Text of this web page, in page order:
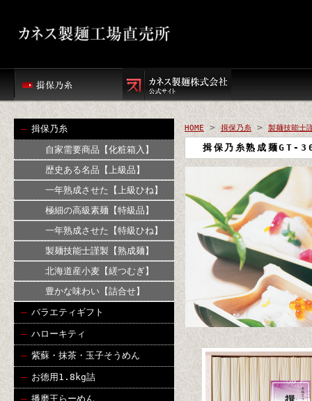
揖保乃糸
自家需要商品【化粧箱入】
歴史ある名品【上級品】
一年熟成させた【上級ひね】
極細の高級素麺【特級品】
一年熟成させた【特級ひね】
製麺技能士謹製【熟成麺】
北海道産小麦【縒つむぎ】
豊かな味わい【詰合せ】
バラエティギフト
ハローキティ
紫蘇・抹茶・玉子そうめん
お徳用1.8kg詰
播磨王らーめん
HOME > 揖保乃糸 > 製麺技能士
揖保乃糸熟成麺GT-